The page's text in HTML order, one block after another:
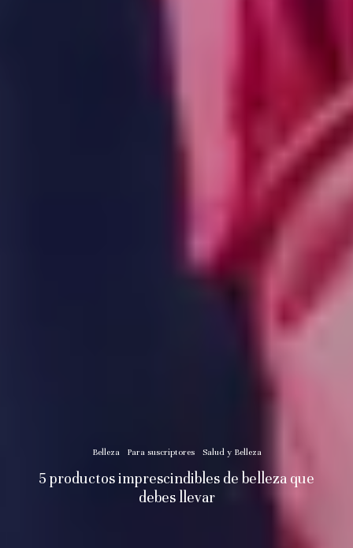
Belleza Para suscriptores Salud y Belleza
5 productos imprescindibles de belleza que
debes llevar